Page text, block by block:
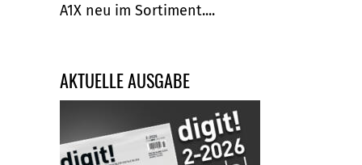
A1X neu im Sortiment....
AKTUELLE AUSGABE